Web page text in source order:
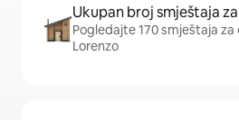
Ukupan broj smještaja
Pogledajte 170 smještaja
Lorenzo